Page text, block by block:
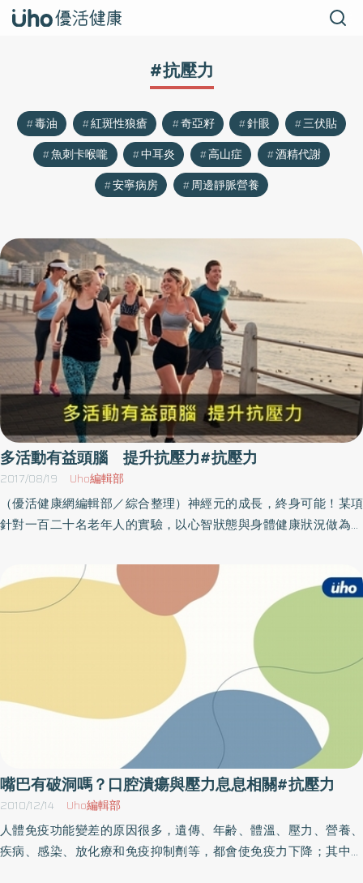
#抗壓力
毒油 紅斑性狼瘡 奇亞籽 針眼
三伏貼
魚刺卡喉嚨
中耳炎 高山症
酒精代謝
安寧病房
周邊靜脈營養
多活動有益頭腦 提升抗壓力#抗壓力
2017/08/19 Uho編輯部
（優活健康網編輯部／綜合整理）神經元的成長，終身可能！某項
針對一百二十名老年人的實驗，以心智狀態與身體健康狀況做為篩
年內，他們每週走路時間不超過三十分鐘－這對安養院住民而言很
常見。受試者隨機分為兩組，其中一組每天散步四十分鐘，另一組
在同樣時間內只做伸展操。實驗期為一年。在實驗前、實驗中和實
驗結束時，以顯像方式測量受試者海馬迴體積。散步組的海馬迴體
積在一年內平均增加大約百分之二；伸展組的海馬迴記憶體組織平
均萎縮了大約百分之一點四強。海馬迴體積減小與記憶功能下降有
關做伸展動作無法刺激海馬迴成長，但散步可以。這項結果證明，
海馬迴隨著年紀增長而自然萎縮的原因不在於年齡，而在於缺乏運
動。(當然受試者在散步時聊天也助於新的腦細胞相互連結，也是讓
它們生生不息的重要因素。)證據顯示，海馬迴體積減小與記憶功能
下降有關。在記憶力測試成績方面，散步者的分數優於做體操者。
另一項設計類似的研究也發現，每天走三公里與每天走四百公尺相
比，前者幾乎能降低一半的阿茲海默症罹病風險。或許你會問，為
什麼每天步行三公里不能將阿茲海默症風險完全降到零?為什麼爺爺
奶奶每天都活動，還是得了阿茲海默症?在此，還是適用「最小因子
嘴巴有破洞嗎？口腔潰瘍與壓力息息相關#抗壓力
2010/12/14 Uho編輯部
人體免疫功能變差的原因很多，遺傳、年齢、體溫、壓力、營養、
疾病、感染、放化療和免疫抑制劑等，都會使免疫力下降；其中，